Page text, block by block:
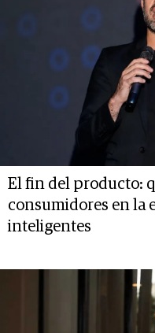
El fin del producto:
consumidores en la
inteligentes